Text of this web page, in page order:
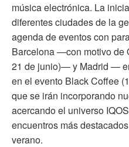
música electrónica. La
diferentes ciudades de la
agenda de eventos con
Barcelona —con motivo de
21 de junio)— y Madrid —
en el evento Black Coffee
que se irán incorporando
acercando el universo
encuentros más
verano.